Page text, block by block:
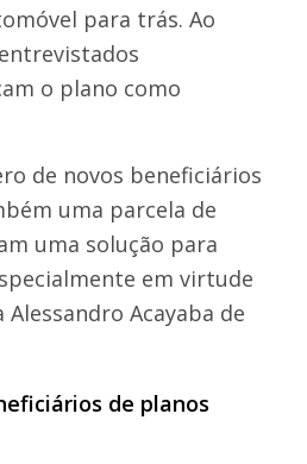
para trás. Ao
o plano como
de novos beneficiários
uma parcela de
uma solução para
em virtude
Alessandro Acayaba de
de planos